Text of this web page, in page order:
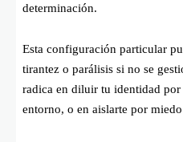
determinación.
Esta configuración particular
tirantez o parálisis si no se
radica en diluir tu identidad
entorno, o en aislarte por